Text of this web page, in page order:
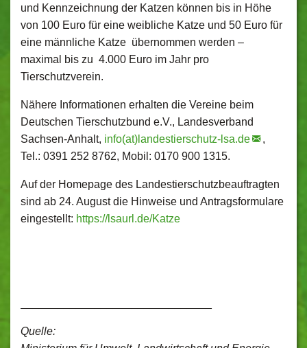
und Kennzeichnung der Katzen können bis in Höhe
von 100 Euro für eine weibliche Katze und 50 Euro für
eine männliche Katze übernommen werden –
maximal bis zu 4.000 Euro im Jahr pro
Tierschutzverein.
Nähere Informationen erhalten die Vereine beim
Deutschen Tierschutzbund e.V., Landesverband
Sachsen-Anhalt, info(at)landestierschutz-lsa.de
,
Tel.: 0391 252 8762, Mobil: 0170 900 1315.
Auf der Homepage des Landestierschutzbeauftragten
sind ab 24. August die Hinweise und Antragsformulare
eingestellt: https://lsaurl.de/Katze
Quelle: